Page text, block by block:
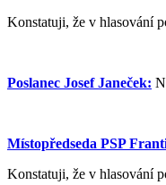
Konstatuji, že v hlasování
Poslanec Josef Janeček:
Místopředseda PSP
Konstatuji, že v hlasování